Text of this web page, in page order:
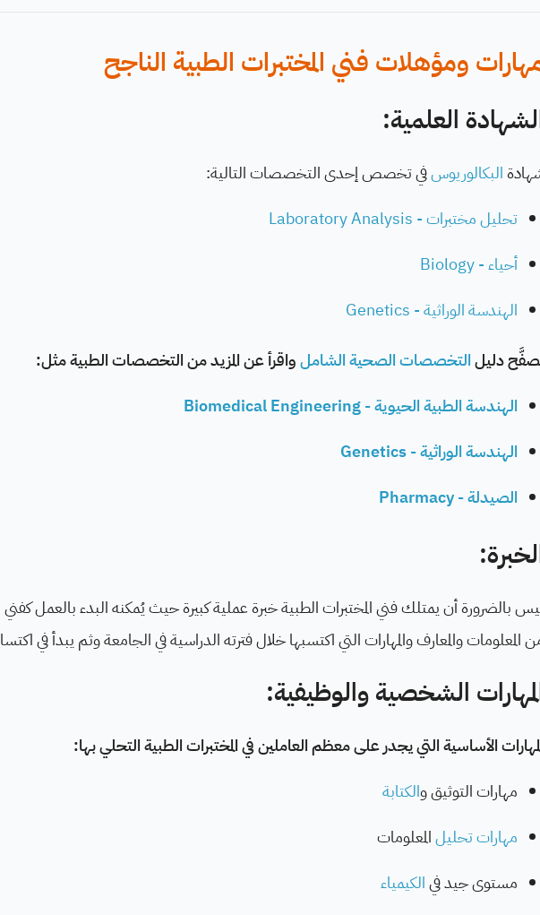
ومؤهلات فني المختبرات الطبية الناجح
العلمية:
البكالوريوسفي تخصص إحدى التخصصات التالية:
تحليل مختبرات - Laboratory Analysis
أحياء - Biology
الهندسة الوراثية - Genetics
دليلالتخصصات الصحية الشاملواقرأ عن المزيد من التخصصات الطبية مثل:
الهندسة الطبية الحيوية - Biomedical Engineering
الهندسة الوراثية - Genetics
الصيدلة - Pharmacy
بالضرورة أن يمتلك فني المختبرات الطبية خبرة عملية كبيرة حيث يُمكنه البدء بالعمل
المعلومات والمعارف والمهارات التي اكتسبها خلال فترته الدراسية في الجامعة وثم يبدأ في
الشخصية والوظيفية:
الأساسية التي يجدر على معظم العاملين في المختبرات الطبية التحلي بها:
مهارات التوثيق والكتابة
مهارات تحليلالمعلومات
مستوى جيد فيالكيمياء